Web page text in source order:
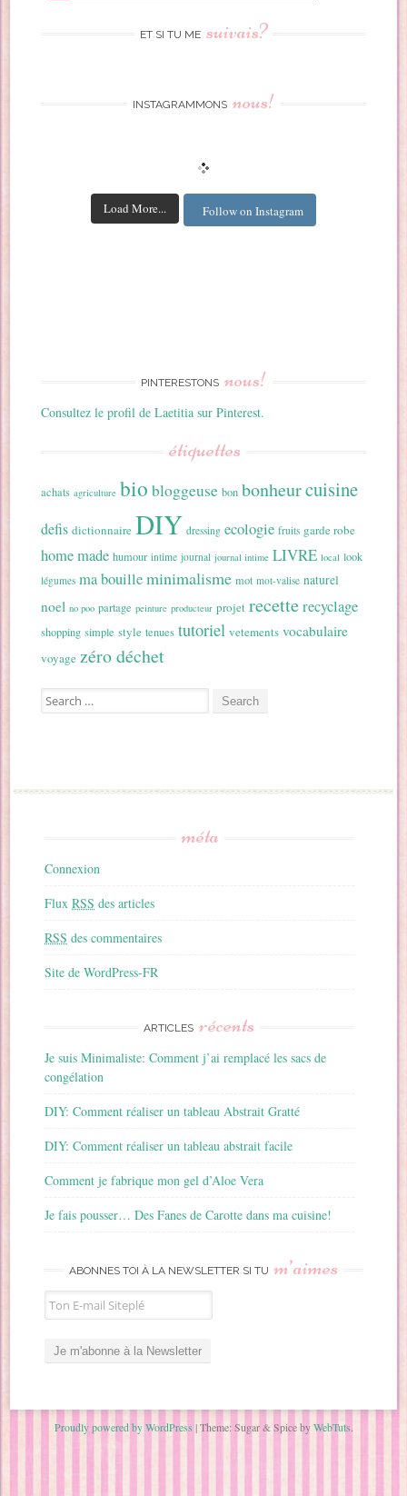
ET SI TU ME suivais?
INSTAGRAMMONS nous!
Load More... Follow on Instagram
PINTERESTONS nous!
Consultez le profil de Laetitia sur Pinterest.
étiquettes
achats agriculture bio bloggeuse bon bonheurcuisine
defis dictionnaire DIY dressing ecologie fruits garde robe
home made humour intime journal journal intime LIVRE local look
légumes ma bouilleminimalisme mot mot-valise naturel
noel no poo partage peinture producteur projet recetterecyclage
shopping simple style tenues tutoriel vetements vocabulaire
voyage zéro déchet
Search for:
méta
Connexion
FluxRSS des articles
RSS des commentaires
Site de WordPress-FR
ARTICLES récents
Je suis Minimaliste: Comment j’ai remplacé les sacs de
congélation
DIY: Comment réaliser un tableau Abstrait Gratté
DIY: Comment réaliser un tableau abstrait facile
Comment je fabrique mon gel d’Aloe Vera
Je fais pousser… Des Fanes de Carotte dans ma cuisine!
ABONNES TOI À LA NEWSLETTER SI TU m’aimes
Proudly powered by WordPress |Theme: Sugar & Spice byWebTuts.